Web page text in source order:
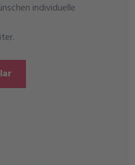
individuelle